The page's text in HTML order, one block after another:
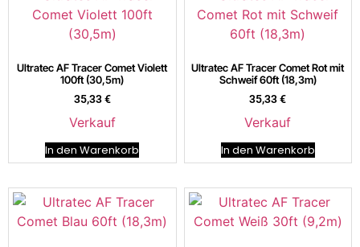
Ultratec AF Tracer Comet Violett
100ft (30,5m)
35,33€
Verkauf
In den Warenkorb
Ultratec AF Tracer Comet Rot mit
Schweif 60ft (18,3m)
35,33€
Verkauf
In den Warenkorb